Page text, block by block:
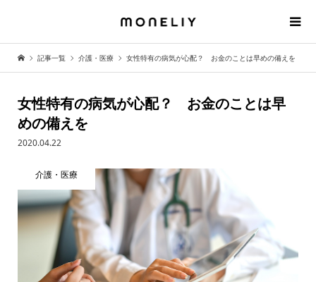
記事一覧 介護・医療 女性特有の病気が心配？ お金のことは早めの備えを
女性特有の病気が心配？ お金のことは早
めの備えを
2020.04.22
介護・医療